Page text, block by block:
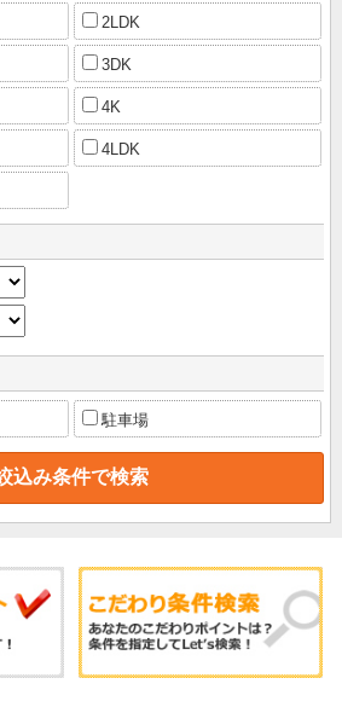
2LDK
3DK
4K
4LDK
駐車場